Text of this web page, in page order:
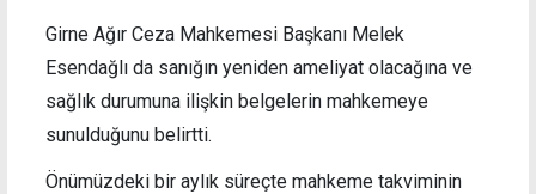
Girne Ağır Ceza Mahkemesi Başkanı Melek
Esendağlı da sanığın yeniden ameliyat olacağına ve
sağlık durumuna ilişkin belgelerin mahkemeye
sunulduğunu belirtti.
Önümüzdeki bir aylık süreçte mahkeme takviminin